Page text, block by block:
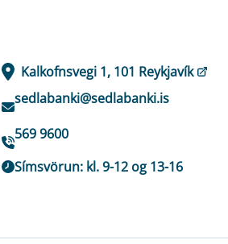
Kalkofnsvegi 1, 101 Reykjavík
sedlabanki@sedlabanki.is
569 9600
Símsvörun: kl. 9-12 og 13-16